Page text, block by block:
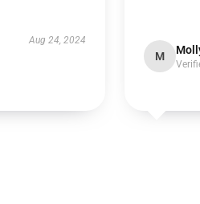
Aug 24, 2024
M